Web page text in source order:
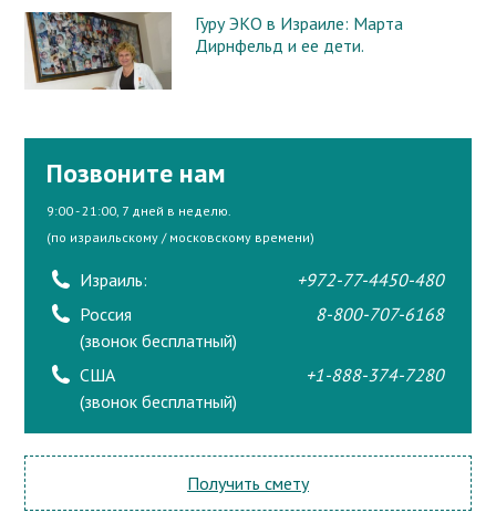
Гуру ЭКО в Израиле: Марта
Дирнфельд и ее дети.
Позвоните нам
9:00 - 21:00, 7 дней в неделю.
(по израильскому / московскому времени)
Израиль:
+972-77-4450-480
Россия
(звонок бесплатный)
8-800-707-6168
США
(звонок бесплатный)
+1-888-374-7280
Получить смету